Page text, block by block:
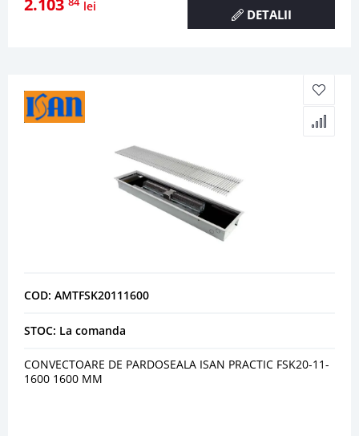
2.103 lei
DETALII
COD: AMTFSK20111600
STOC: La comanda
CONVECTOARE DE PARDOSEALA ISAN PRACTIC FSK20-11-
1600 1600 MM